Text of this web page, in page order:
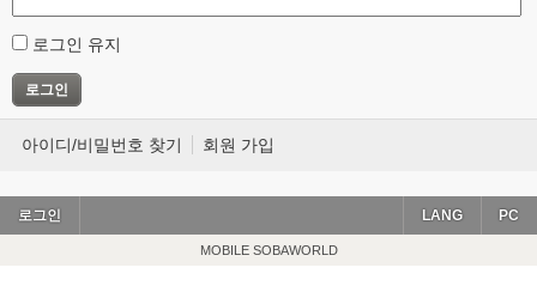
로그인 유지
아이디/비밀번호 찾기 회원 가입
로그인 PC
LANG
MOBILE SOBAWORLD